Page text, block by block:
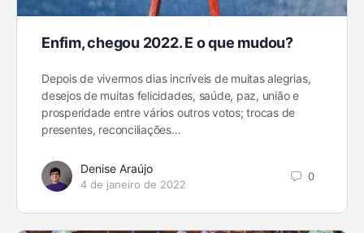
Enfim, chegou 2022. E o que mudou?
Depois de vivermos dias incríveis de muitas alegrias,
desejos de muitas felicidades, saúde, paz, união e
prosperidade entre vários outros votos; trocas de
presentes, reconciliações…
Denise Araújo
4 de janeiro de 2022
0